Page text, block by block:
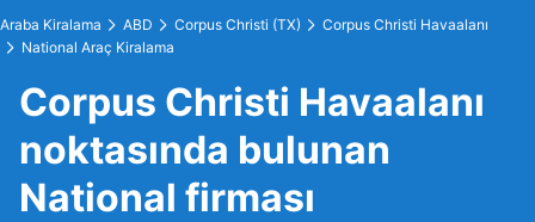
Araba Kiralama ABD Corpus Christi (TX)
Corpus Christi Havaalanı
National Araç Kiralama
Corpus Christi Havaalanı
noktasında bulunan
National firması